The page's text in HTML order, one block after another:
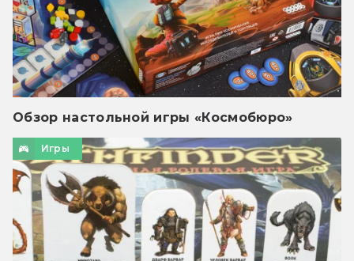
Обзор настольной игры «Космобюро»
Игры